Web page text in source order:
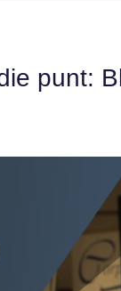
punt: